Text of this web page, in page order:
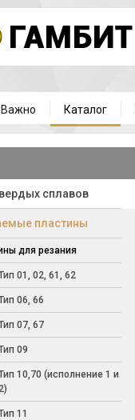
Важно Каталог
сплавов
пластины
для резания
01, 02, 61, 62
06, 66
07, 67
09
10,70 (исполнение 1 и
2)
11